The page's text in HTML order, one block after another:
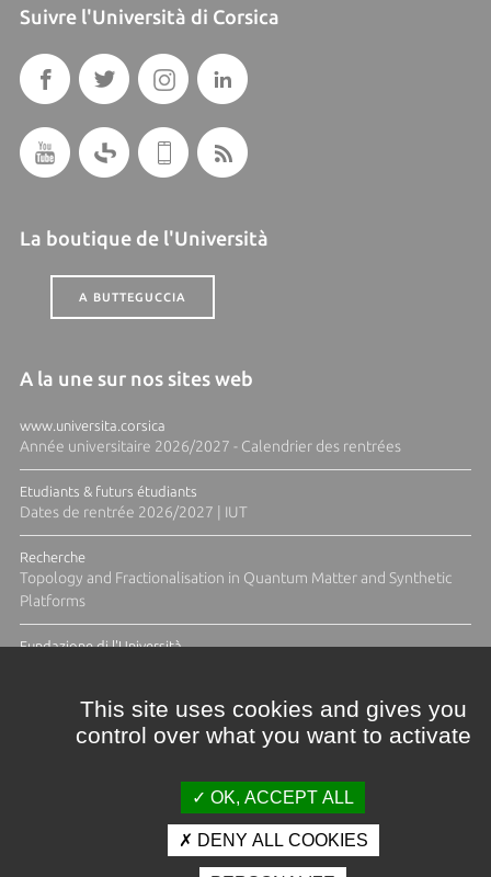
Suivre l'Università di Corsica
La boutique de l'Università
A BUTTEGUCCIA
A la une sur nos sites web
www.universita.corsica
Année universitaire 2026/2027 - Calendrier des rentrées
Etudiants & futurs étudiants
Dates de rentrée 2026/2027 | IUT
Recherche
Topology and Fractionalisation in Quantum Matter and Synthetic
Platforms
Fundazione di l'Università
Crédits et mentions légales
This site uses cookies and gives you
control over what you want to activate
OK, ACCEPT ALL
DENY ALL COOKIES